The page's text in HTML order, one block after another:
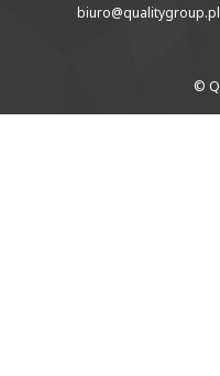
biuro@qualitygroup.pl
©